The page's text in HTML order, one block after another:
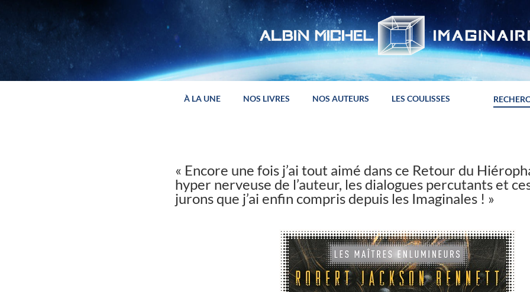
À LA UNE NOS LIVRES NOS AUTEURS LES COULISSES
« Encore une fois j’ai tout aimé dans ce Retour du
hyper nerveuse de l’auteur, les dialogues percutants et
jurons que j’ai enfin compris depuis les Imaginales ! »